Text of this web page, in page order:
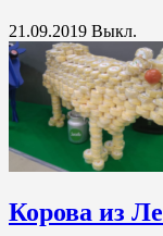
21.09.2019 Выкл.
Корова из